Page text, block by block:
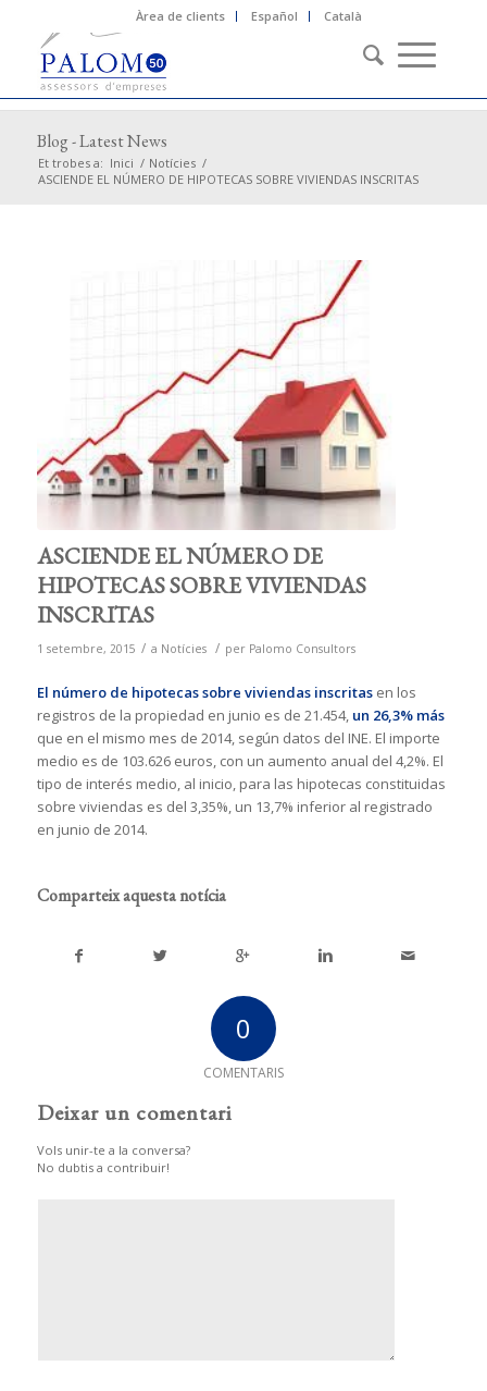
Àrea de clients Español Català
Blog - Latest News
Et trobes a: Inici / Notícies /
ASCIENDE EL NÚMERO DE HIPOTECAS SOBRE VIVIENDAS INSCRITAS
ASCIENDE EL NÚMERO DE
HIPOTECAS SOBRE VIVIENDAS
INSCRITAS
1 setembre, 2015 / a Notícies / per Palomo Consultors
El número de hipotecas sobre viviendas inscritasen los
registros de la propiedad en junio es de 21.454, un 26,3% más
que en el mismo mes de 2014, según datos del INE. El importe
medio es de 103.626 euros, con un aumento anual del 4,2%. El
tipo de interés medio, al inicio, para las hipotecas constituidas
sobre viviendas es del 3,35%, un 13,7% inferior al registrado
en junio de 2014.
Comparteix aquesta notícia
0
COMENTARIS
Deixar un comentari
Vols unir-te a la conversa?
No dubtis a contribuir!